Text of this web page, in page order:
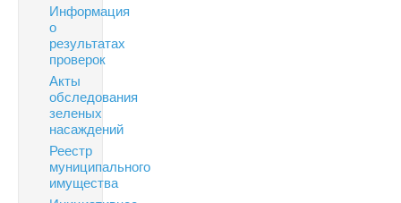
Информация
о
результатах
проверок
Акты
обследования
зеленых
насаждений
Реестр
муниципального
имущества